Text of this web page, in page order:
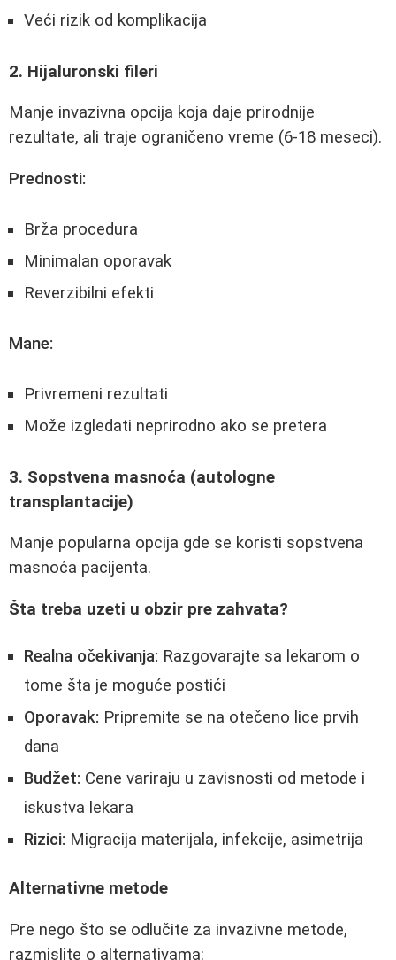
Veći rizik od komplikacija
2. Hijaluronski fileri
Manje invazivna opcija koja daje prirodnije
rezultate, ali traje ograničeno vreme (6-18 meseci).
Prednosti:
Brža procedura
Minimalan oporavak
Reverzibilni efekti
Mane:
Privremeni rezultati
Može izgledati neprirodno ako se pretera
3. Sopstvena masnoća (autologne
transplantacije)
Manje popularna opcija gde se koristi sopstvena
masnoća pacijenta.
Šta treba uzeti u obzir pre zahvata?
Realna očekivanja: Razgovarajte sa lekarom o
tome šta je moguće postići
Oporavak: Pripremite se na otečeno lice prvih
dana
Budžet: Cene variraju u zavisnosti od metode i
iskustva lekara
Rizici: Migracija materijala, infekcije, asimetrija
Alternativne metode
Pre nego što se odlučite za invazivne metode,
razmislite o alternativama: